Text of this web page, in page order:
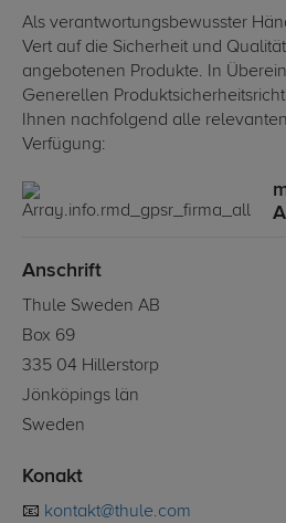
Als verantwortungsbewusster
Vert auf die Sicherheit und
angebotenen Produkte. In
Generellen
Ihnen nachfolgend alle
Verfügung:
Anschrift
Thule Sweden AB
Box 69
335 04 Hillerstorp
Jönköpings län
Sweden
Konakt
📧 kontakt@thule.com